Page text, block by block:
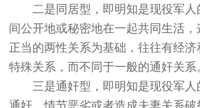
二是同居型，即明知是现役军人
间公开地或秘密地在一起共同生活
正当的两性关系为基础，往往有经
特殊关系，而不同于一般的通奸关系
三是通奸型，即明知是现役军人